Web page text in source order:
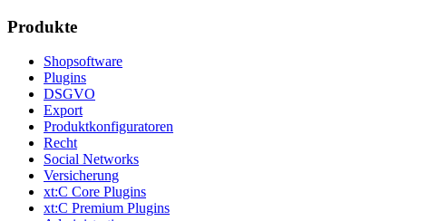
Produkte
Shopsoftware
Plugins
DSGVO
Export
Produktkonfiguratoren
Recht
Social Networks
Versicherung
xt:C Core Plugins
xt:C Premium Plugins